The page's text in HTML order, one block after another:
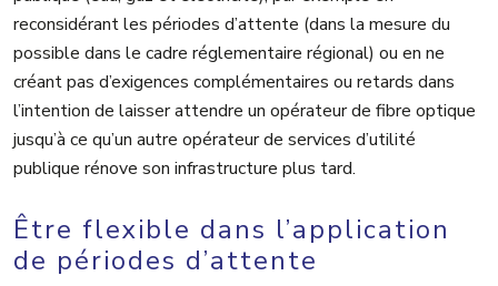
reconsidérant les périodes d’attente (dans la mesure du
possible dans le cadre réglementaire régional) ou en ne
créant pas d’exigences complémentaires ou retards dans
l’intention de laisser attendre un opérateur de fibre optique
jusqu’à ce qu’un autre opérateur de services d’utilité
publique rénove son infrastructure plus tard.
Être flexible dans l’application
de périodes d’attente